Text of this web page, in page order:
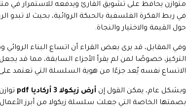
متوازن يحافظ على تشويق القارئ ويدفعه للاستمرار في
في ربط الفكرة الفلسفية بالحبكة الروائية، بحيث لا تبدو
حول القيمة والاختيار والنجاة.
وفي المقابل، قد يرى بعض القراء أن اتساع البناء
التركيز، خصوصًا لمن لم يقرأ الأجزاء السابقة، مما قد
الاتساع نفسه يُعد جزءًا من هوية السلسلة التي تعتمد على
وبشكل عام، يمكن القول إن أرض زيكولا 3 أركاديا pdf
بصمتها الخاصة التي جعلت سلسلة زيكولا من أبرز